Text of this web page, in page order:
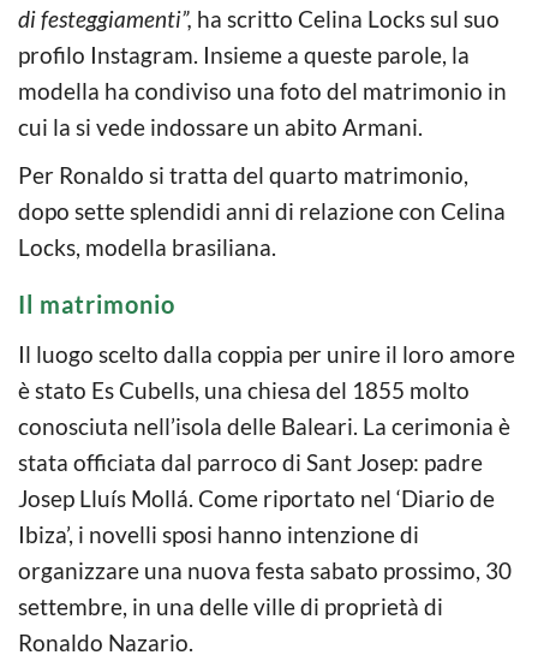
di festeggiamenti”, ha scritto Celina Locks sul suo
profilo Instagram. Insieme a queste parole, la
modella ha condiviso una foto del matrimonio in
cui la si vede indossare un abito Armani.
Per Ronaldo si tratta del quarto matrimonio,
dopo sette splendidi anni di relazione con Celina
Locks, modella brasiliana.
Il matrimonio
Il luogo scelto dalla coppia per unire il loro amore
è stato Es Cubells, una chiesa del 1855 molto
conosciuta nell’isola delle Baleari. La cerimonia è
stata officiata dal parroco di Sant Josep: padre
Josep Lluís Mollá. Come riportato nel ‘Diario de
Ibiza’, i novelli sposi hanno intenzione di
organizzare una nuova festa sabato prossimo, 30
settembre, in una delle ville di proprietà di
Ronaldo Nazario.